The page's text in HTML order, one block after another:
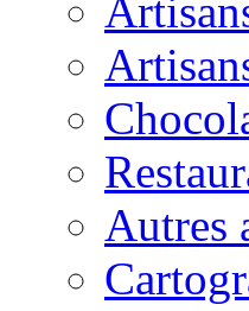
Autres